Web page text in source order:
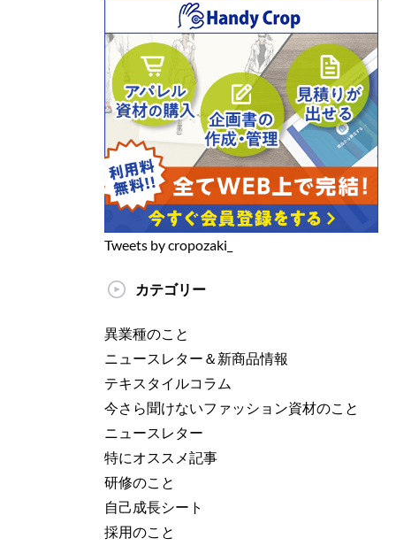
Tweets by cropozaki_
カテゴリー
異業種のこと
ニュースレター＆新商品情報
テキスタイルコラム
今さら聞けないファッション資材のこと
ニュースレター
特にオススメ記事
研修のこと
自己成長シート
採用のこと